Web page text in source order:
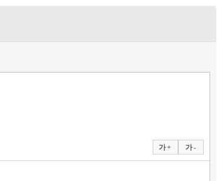
가 + 가 -